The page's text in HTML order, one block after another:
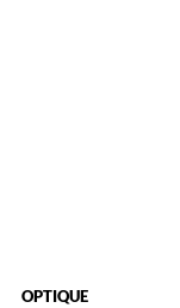
OPTIQUE